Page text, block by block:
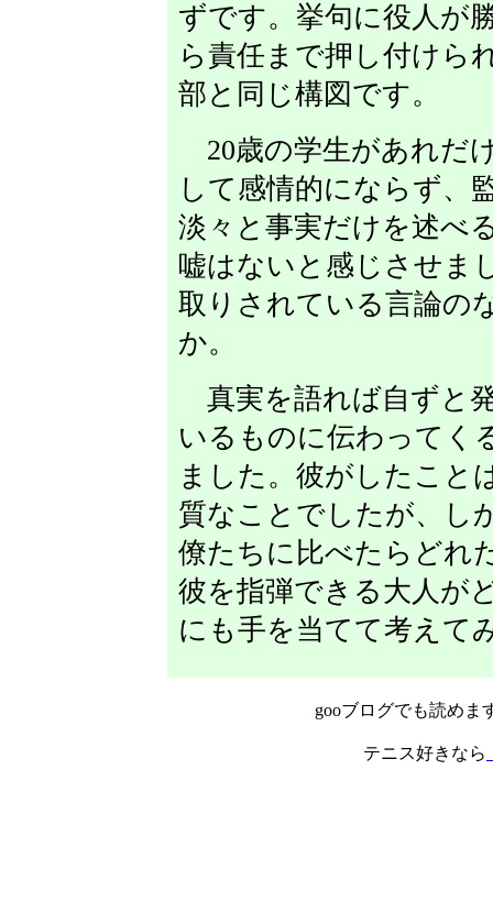
ずです。挙句に役人が
ら責任まで押し付けら
部と同じ構図です。
20歳の学生があれだ
して感情的にならず、
淡々と事実だけを述べ
嘘はないと感じさせま
取りされている言論の
か。
真実を語れば自ずと
いるものに伝わってく
ました。彼がしたこと
質なことでしたが、し
僚たちに比べたらどれ
彼を指弾できる大人が
にも手を当てて考えて
gooブログでも読めま
テニス好きなら